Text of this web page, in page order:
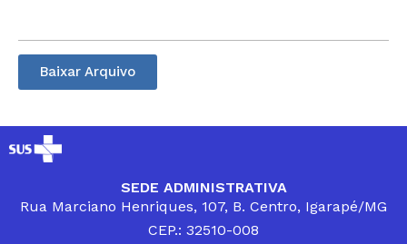
Baixar Arquivo
SEDE ADMINISTRATIVA
Rua Marciano Henriques, 107, B. Centro, Igarapé/MG
CEP.: 32510-008